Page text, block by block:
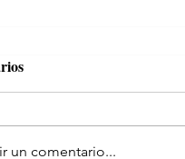
un comentario...